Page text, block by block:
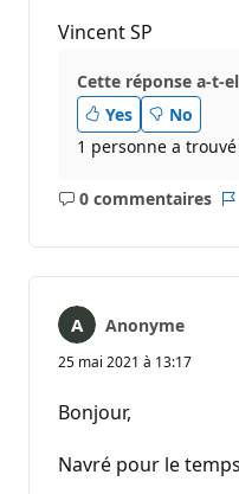
Vincent SP
Cette réponse a-t-
Yes
No
1 personne a
0 commentaires
Aucun
Anonyme
25 mai 2021 à 13:17
Bonjour,
Navré pour le